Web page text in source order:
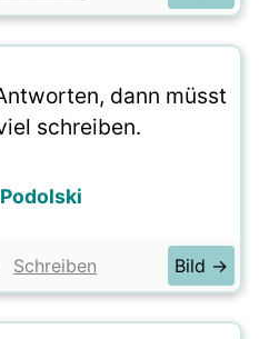
dann müsst
schreiben.
Schreiben Bild →